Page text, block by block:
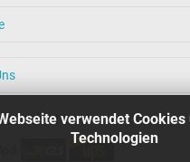
verwendet
Technologien